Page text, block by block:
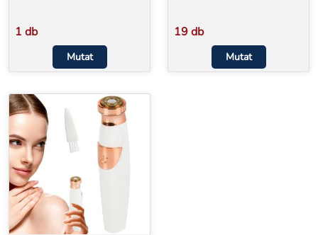
1 db
Mutat
19 db
Mutat